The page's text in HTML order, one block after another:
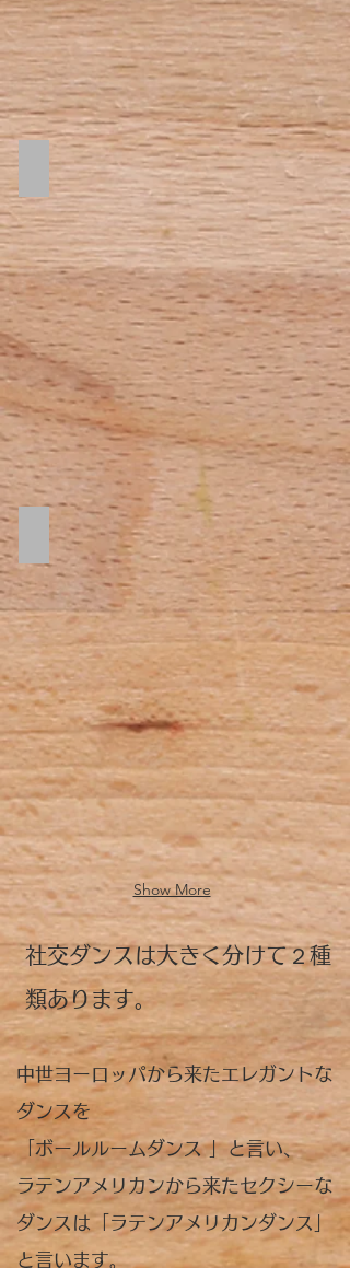
Rumba こちらをクリック！
Rumba
こ
ち
ら
を
ク
リ
ッ
ク！
Sambaこちらをクリック！
Show More
​社交ダンスは大きく分けて２種
類あります。
​中世ヨーロッパから来たエレガントな
ダンスを
「ボールルームダンス 」と言い、
ラテンアメリカンから来たセクシーな
ダンスは「ラテンアメリカンダンス」
と言います。